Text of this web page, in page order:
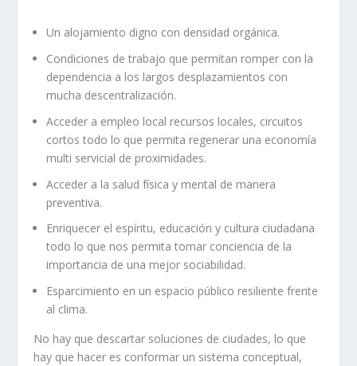
Un alojamiento digno con densidad orgánica.
Condiciones de trabajo que permitan romper con la
dependencia a los largos desplazamientos con
mucha descentralización.
Acceder a empleo local recursos locales, circuitos
cortos todo lo que permita regenerar una economía
multi servicial de proximidades.
Acceder a la salud física y mental de manera
preventiva.
Enriquecer el espíritu, educación y cultura ciudadana
todo lo que nos permita tomar conciencia de la
importancia de una mejor sociabilidad.
Esparcimiento en un espacio público resiliente frente
al clima.
No hay que descartar soluciones de ciudades, lo que
hay que hacer es conformar un sistema conceptual,